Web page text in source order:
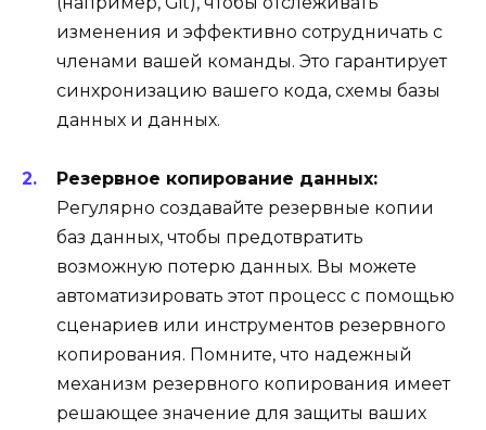
изменения и эффективно сотрудничать с
членами вашей команды. Это гарантирует
синхронизацию вашего кода, схемы базы
данных и данных.
Резервное копирование данных:
Регулярно создавайте резервные копии
баз данных, чтобы предотвратить
возможную потерю данных. Вы можете
автоматизировать этот процесс с помощью
сценариев или инструментов резервного
копирования. Помните, что надежный
механизм резервного копирования имеет
решающее значение для защиты ваших